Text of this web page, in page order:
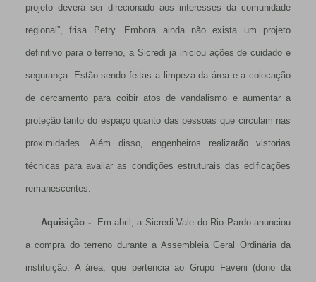
projeto deverá ser direcionado aos interesses da comunidade
regional”, frisa Petry. Embora ainda não exista um projeto
definitivo para o terreno, a Sicredi já iniciou ações de cuidado e
segurança. Estão sendo feitas a limpeza da área e a colocação
de cercamento para coibir atos de vandalismo e aumentar a
proteção tanto do espaço quanto das pessoas que circulam nas
proximidades. Além disso, engenheiros realizarão vistorias
técnicas para avaliar as condições estruturais das edificações
remanescentes.
Aquisição - Em abril, a Sicredi Vale do Rio Pardo anunciou
a compra do terreno durante a Assembleia Geral Ordinária da
instituição. A área, que pertencia ao Grupo Faveni (dono da